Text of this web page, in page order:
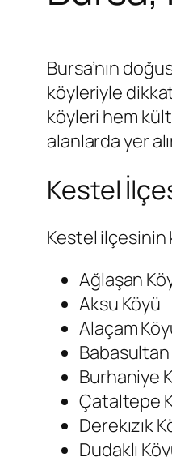
Bursa’nın
köyleriyle
köyleri hem
alanlarda yer
Kestel
Kestel ilçesinin
Ağlaşan
Aksu Köyü
Alaçam
Burhaniye
Çataltepe
Derekızık
Dudaklı